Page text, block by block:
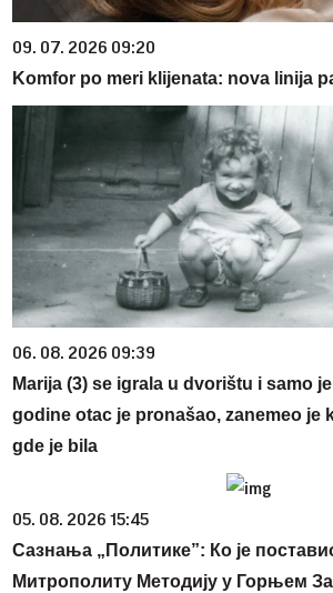
09. 07. 2026 09:20
Komfor po meri klijenata: nova linija
06. 08. 2026 09:39
Marija (3) se igrala u dvorištu i samo
godine otac je pronašao, zanemeo je
gde je bila
05. 08. 2026 15:45
Сазнања „Политике”: Ко је
Митрополиту Методију у Горњем